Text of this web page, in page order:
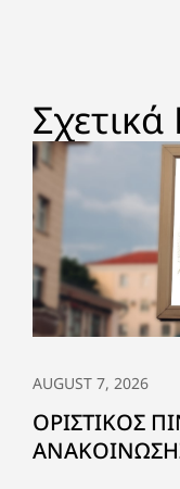
AUGUST 7, 2026
ΟΡΙΣΤΙΚΟΣ